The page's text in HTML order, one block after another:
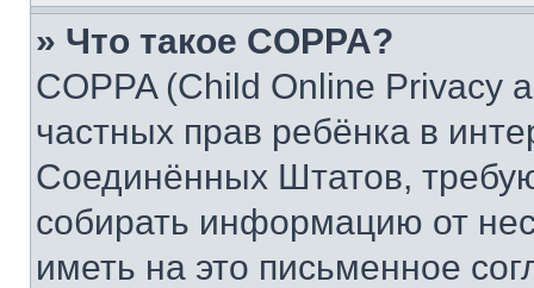
» Что такое COPPA?
COPPA (Child Online Privacy
частных прав ребёнка в
Соединённых Штатов,
собирать информацию от
иметь на это письменное